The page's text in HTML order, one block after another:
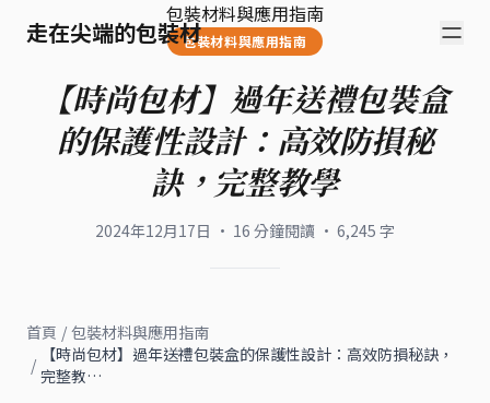
走在尖端的包裝材
包裝材料與應用指南
包裝材料與應用指南
【時尚包材】過年送禮包裝盒
的保護性設計：高效防損秘
訣，完整教學
2024年12月17日 · 16 分鐘閱讀 · 6,245 字
首頁 / 包裝材料與應用指南
/
【時尚包材】過年送禮包裝盒的保護性設計：高效防損秘訣，
完整教…